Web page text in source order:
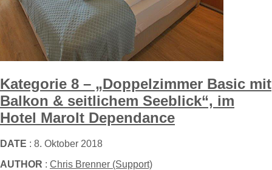
Kategorie 8 – „Doppelzimmer Basic mit
Balkon & seitlichem Seeblick“, im
Hotel Marolt Dependance
DATE : 8. Oktober 2018
AUTHOR : Chris Brenner (Support)